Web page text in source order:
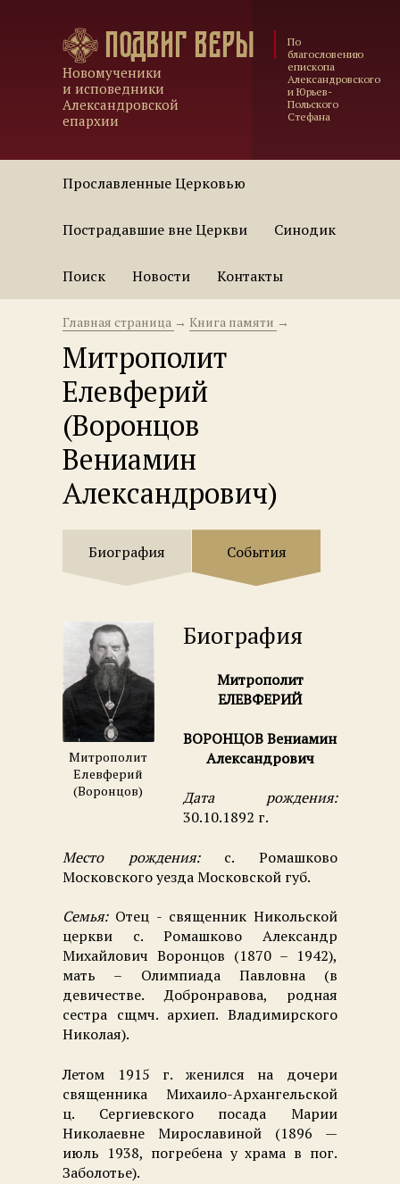
Подвиг веры
Новомученики
и исповедники
Александровской
епархии
По
благословению
епископа
Александровского
и Юрьев-
Польского
Стефана
Прославленные Церковью
Пострадавшие вне Церкви Синодик
Поиск Новости Контакты
Главная страница → Книга памяти →
Митрополит
Елевферий
(Воронцов
Вениамин
Александрович)
Биография События
Митрополит
Елевферий
(Воронцов)
Биография
Митрополит
ЕЛЕВФЕРИЙ
ВОРОНЦОВ Вениамин
Александрович
Дата рождения:
30.10.1892 г.
Место рождения:с. Ромашково
Московского уезда Московской губ.
Семья:Отец - священник Никольской
церкви с. Ромашково Александр
Михайлович Воронцов (1870 – 1942),
мать – Олимпиада Павловна (в
девичестве. Добронравова, родная
сестра сщмч. архиеп. Владимирского
Николая).
Летом 1915 г. женился на дочери
священника Михаило-Архангельской
ц. Сергиевского посада Марии
Николаевне Мирославиной (1896 —
июль 1938, погребена у храма в пог.
Заболотье).